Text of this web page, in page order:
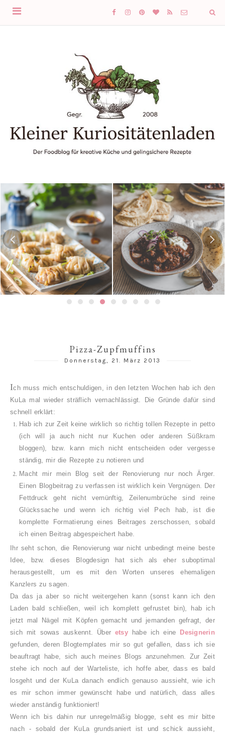
Gedämpfte Jiaozi mit
Schweinefleischfüllung | 餃
子 / 饺子
Texanisches Chili con Carne
Pizza-Zupfmuffins
Donnerstag, 21. März 2013
Ich muss mich entschuldigen, in den letzten Wochen hab ich den
KuLa mal wieder sträflich vernachlässigt. Die Gründe dafür sind
schnell erklärt:
Hab ich zur Zeit keine wirklich so richtig tollen Rezepte in petto
(ich will ja auch nicht nur Kuchen oder anderen Süßkram
bloggen), bzw. kann mich nicht entscheiden oder vergesse
ständig, mir die Rezepte zu notieren und
Macht mir mein Blog seit der Renovierung nur noch Ärger.
Einen Blogbeitrag zu verfassen ist wirklich kein Vergnügen. Der
Fettdruck geht nicht vernünftig, Zeilenumbrüche sind reine
Glückssache und wenn ich richtig viel Pech hab, ist die
komplette Formatierung eines Beitrages zerschossen, sobald
ich einen Beitrag abgespeichert habe.
Ihr seht schon, die Renovierung war nicht unbedingt meine beste
Idee, bzw. dieses Blogdesign hat sich als eher suboptimal
herausgestellt, um es mit den Worten unseres ehemaligen
Kanzlers zu sagen.
Da das ja aber so nicht weitergehen kann (sonst kann ich den
Laden bald schließen, weil ich komplett gefrustet bin), hab ich
jetzt mal Nägel mit Köpfen gemacht und jemanden gefragt, der
sich mit sowas auskennt. Über etsyhabe ich eine Designerin
gefunden, deren Blogtemplates mir so gut gefallen, dass ich sie
beauftragt habe, sich auch meines Blogs anzunehmen. Zur Zeit
stehe ich noch auf der Warteliste, ich hoffe aber, dass es bald
losgeht und der KuLa danach endlich genauso aussieht, wie ich
es mir schon immer gewünscht habeund natürlich, dass alles
wieder anständig funktioniert!
Wenn ich bis dahin nur unregelmäßig blogge, seht es mir bitte
nach - sobald der KuLa grundsaniert ist und schick aussieht,